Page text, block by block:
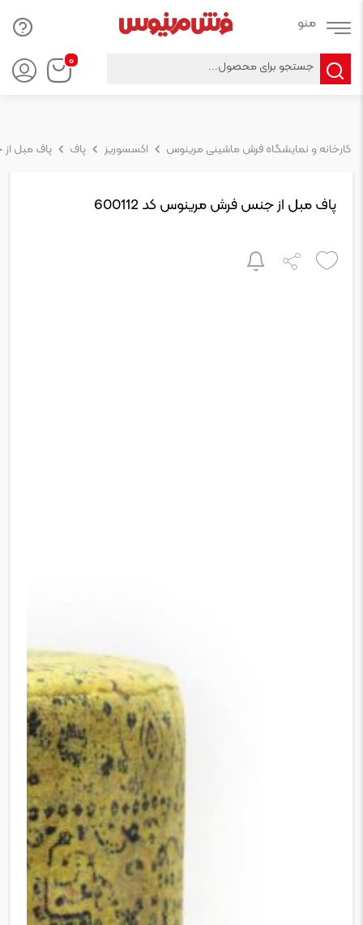
۰
Products
search
کارخانه و نمایشگاه فرش ماشینی مرینوس اکسسوریز پاف پاف مبل از
پاف مبل از جنس فرش مرینوس کد 600112